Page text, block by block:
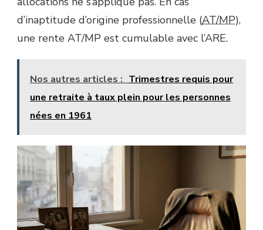
d’inaptitude d’origine professionnelle (AT/MP),
une rente AT/MP est cumulable avec l’ARE.
Nos autres articles : Trimestres requis pour
une retraite à taux plein pour les personnes
nées en 1961